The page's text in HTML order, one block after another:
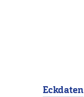
Eckdaten